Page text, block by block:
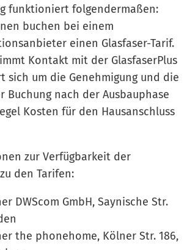
funktioniert folgendermaßen:
buchen bei einem
einen Glasfaser-Tarif.
Kontakt mit der GlasfaserPlus
sich um die Genehmigung und die
Buchung nach der Ausbauphase
Kosten für den Hausanschluss
zur Verfügbarkeit der
den Tarifen:
DWScom GmbH, Saynische Str.
the phonehome, Kölner Str. 186,